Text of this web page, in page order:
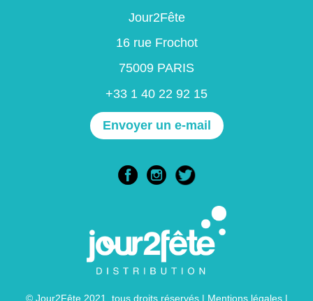
Jour2Fête
16 rue Frochot
75009 PARIS
+33 1 40 22 92 15
Envoyer un e-mail
© Jour2Fête 2021, tous droits réservés | Mentions légales|